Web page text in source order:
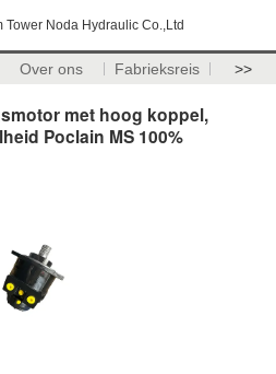
Tower Noda Hydraulic Co.,Ltd
Over ons Fabrieksreis >>
met hoog koppel,
Poclain MS 100%